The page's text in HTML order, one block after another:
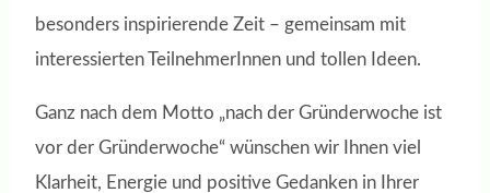
besonders inspirierende Zeit – gemeinsam mit
interessierten TeilnehmerInnen und tollen Ideen.
Ganz nach dem Motto „nach der Gründerwoche ist
vor der Gründerwoche“ wünschen wir Ihnen viel
Klarheit, Energie und positive Gedanken in Ihrer